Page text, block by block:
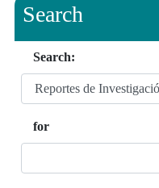
Search
Search:
for